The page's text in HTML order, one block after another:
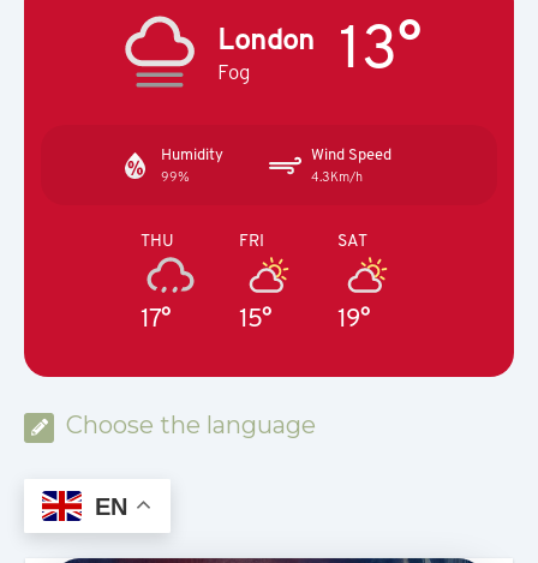
London
Fog 13°
Humidity
99%
Wind Speed
4.3Km/h
THU
17°
FRI
15°
SAT
19°
Choose the language
EN